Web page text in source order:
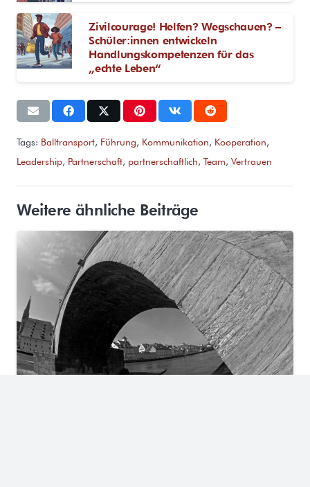
Zivilcourage! Helfen? Wegschauen? –
Schüler:innen entwickeln
Handlungskompetenzen für das
„echte Leben“
Tags: Balltransport, Führung, Kommunikation, Kooperation,
Leadership, Partnerschaft, partnerschaftlich, Team, Vertrauen
Weitere ähnliche Beiträge